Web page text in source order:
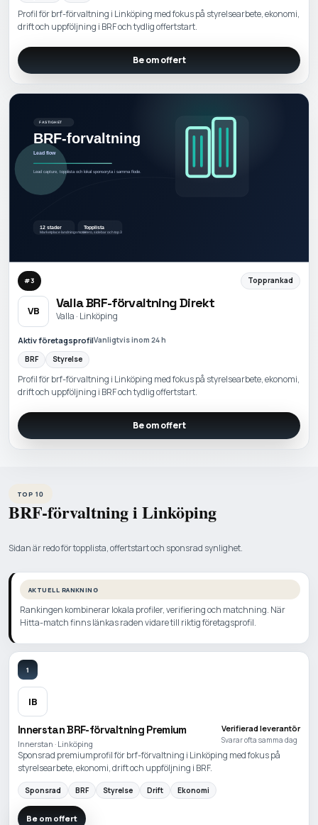
Profil för brf-förvaltning i Linköping med fokus på styrelsearbete, ekonomi,
drift och uppföljning i BRF och tydlig offertstart.
Be om offert
#3 Topprankad
VB
Valla BRF-förvaltning Direkt
Valla · Linköping
Aktiv företagsprofilVanligtvis inom 24 h
BRF
Styrelse
Profil för brf-förvaltning i Linköping med fokus på styrelsearbete, ekonomi,
drift och uppföljning i BRF och tydlig offertstart.
Be om offert
TOP 10
BRF-förvaltning i Linköping
Sidan är redo för topplista, offertstart och sponsrad synlighet.
AKTUELL RANKNING
Rankingen kombinerar lokala profiler, verifiering och matchning. När
Hitta-match finns länkas raden vidare till riktig företagsprofil.
1
IB
Innerstan BRF-förvaltning Premium
Innerstan · Linköping
Verifierad leverantör
Svarar ofta samma dag
Sponsrad premiumprofil för brf-förvaltning i Linköping med fokus på
styrelsearbete, ekonomi, drift och uppföljning i BRF.
Sponsrad BRF Styrelse Drift Ekonomi
Be om offert